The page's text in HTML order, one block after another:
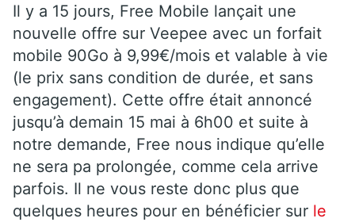
Il y a 15 jours, Free Mobile lançait une
nouvelle offre sur Veepee avec un forfait
mobile 90Go à 9,99€/mois et valable à vie
(le prix sans condition de durée, et sans
engagement). Cette offre était annoncé
jusqu’à demain 15 mai à 6h00 et suite à
notre demande, Free nous indique qu’elle
ne sera pa prolongée, comme cela arrive
parfois. Il ne vous reste donc plus que
quelques heures pour en bénéficier sur le